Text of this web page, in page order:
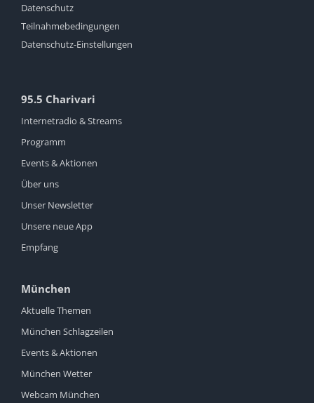
Datenschutz
Teilnahmebedingungen
Datenschutz-Einstellungen
95.5 Charivari
Internetradio & Streams
Programm
Events & Aktionen
Über uns
Unser Newsletter
Unsere neue App
Empfang
München
Aktuelle Themen
München Schlagzeilen
Events & Aktionen
München Wetter
Webcam München